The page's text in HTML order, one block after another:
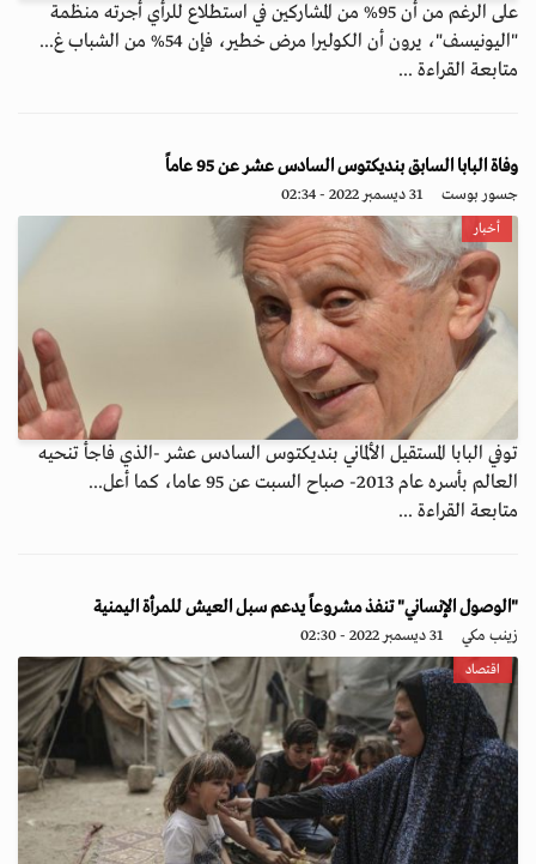
على الرغم من أن 95% من المشاركين في استطلاع للرأي أجرته منظمة
"اليونيسف"، يرون أن الكوليرا مرض خطير، فإن 54% من الشباب غ...
متابعة القراءة ...
وفاة البابا السابق بنديكتوس السادس عشر عن 95 عاماً
جسور بوست 31 ديسمبر 2022 - 02:34
أخبار
توفي البابا المستقيل الألماني بنديكتوس السادس عشر -الذي فاجأ تنحيه
العالم بأسره عام 2013- صباح السبت عن 95 عاما، كما أعل...
متابعة القراءة ...
"الوصول الإنساني" تنفذ مشروعاً يدعم سبل العيش للمرأة اليمنية
زينب مكي 31 ديسمبر 2022 - 02:30
اقتصاد